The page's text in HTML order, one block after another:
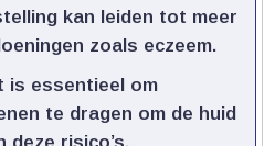
kan leiden tot meer
zoals eczeem.​
is essentieel om
te dragen om de huid
deze risico’s.​